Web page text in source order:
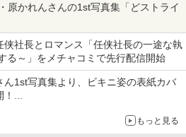
原かれんさんの1st写真集「どストライ
侠社長とロマンス「任侠社長の一途な執
る～」をメチャコミで先行配信開始
ん1st写真集より、ビキニ姿の表紙カバ
もっと見る